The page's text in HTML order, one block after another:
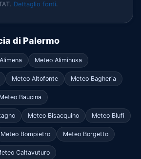
Dettaglio fonti.
di Palermo
Meteo Aliminusa
Meteo Altofonte Meteo Bagheria
Meteo Baucina
Meteo Bisacquino Meteo Blufi
Meteo Bompietro Meteo Borgetto
Caltavuturo